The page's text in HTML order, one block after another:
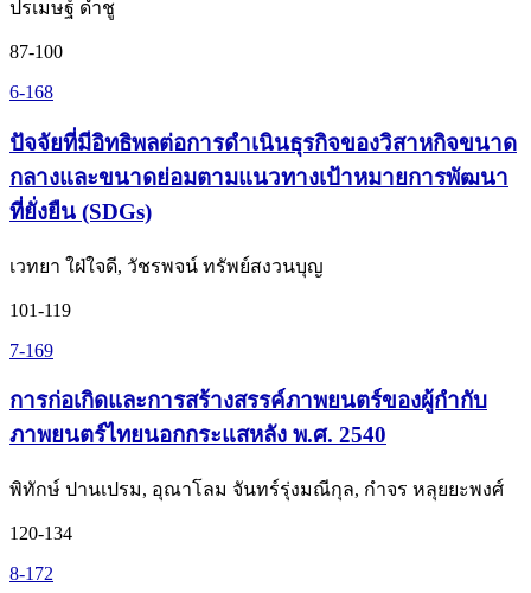
ปรเมษฐ์ ดำชู
87-100
6-168
ปัจจัยที่มีอิทธิพลต่อการดำเนินธุรกิจของวิสาหกิจขนาด
กลางและขนาดย่อมตามแนวทางเป้าหมายการพัฒนา
ที่ยั่งยืน (SDGs)
เวทยา ใฝ่ใจดี, วัชรพจน์ ทรัพย์สงวนบุญ
101-119
7-169
การก่อเกิดและการสร้างสรรค์ภาพยนตร์ของผู้กำกับ
ภาพยนตร์ไทยนอกกระแสหลัง พ.ศ. 2540
พิทักษ์ ปานเปรม, อุณาโลม จันทร์รุ่งมณีกุล, กำจร หลุยยะพงศ์
120-134
8-172